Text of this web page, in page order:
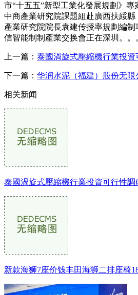
市“十五五”新型工業化發展規劃》
中商產業研究院課題組赴廣西扶綏
產業研究院院長袁建传授率規劃編
信智能制制產業交换會正在深圳。
上一篇： 泰國渦旋式壓縮機行業投
下一篇： 华润水泥（福建）股份无限
相关新闻
泰國渦旋式壓縮機行業投資可行性調
新款海狮7座价钱丰田海狮二排座椅